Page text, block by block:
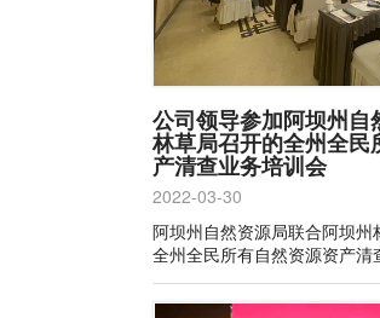
公司领导参加阿坝州自
林草局召开的全州全民
产清查业务培训会
2022-03-30
阿坝州自然资源局联合阿坝州
全州全民所有自然资源资产清